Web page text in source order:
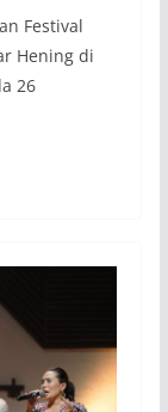
Festival
Hening di
26